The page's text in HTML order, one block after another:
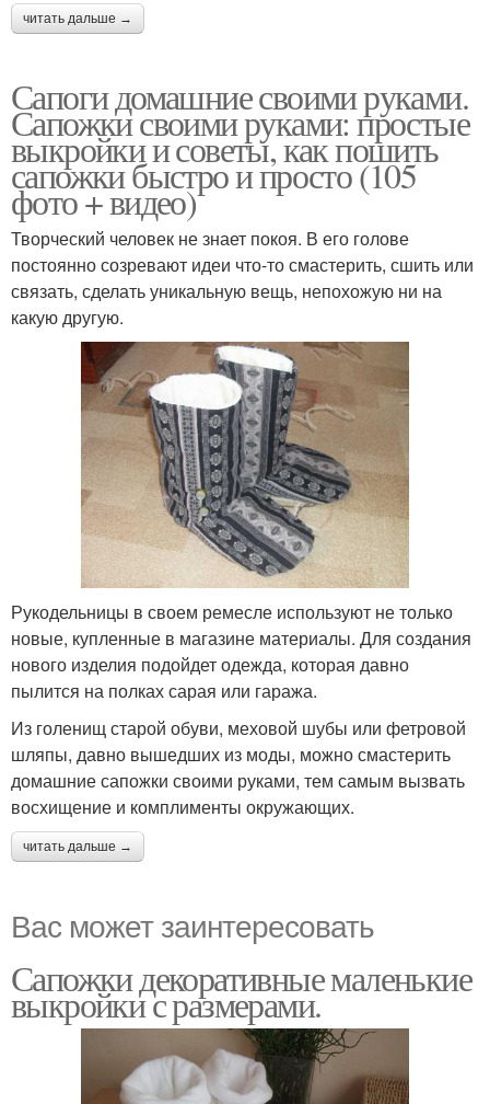
читать дальше →
Сапоги домашние своими руками.
Сапожки своими руками: простые
выкройки и советы, как пошить
сапожки быстро и просто (105
фото + видео)
Творческий человек не знает покоя. В его голове
постоянно созревают идеи что-то смастерить, сшить или
связать, сделать уникальную вещь, непохожую ни на
какую другую.
Рукодельницы в своем ремесле используют не только
новые, купленные в магазине материалы. Для создания
нового изделия подойдет одежда, которая давно
пылится на полках сарая или гаража.
Из голенищ старой обуви, меховой шубы или фетровой
шляпы, давно вышедших из моды, можно смастерить
домашние сапожки своими руками, тем самым вызвать
восхищение и комплименты окружающих.
читать дальше →
Вас может заинтересовать
Сапожки декоративные маленькие
выкройки с размерами.